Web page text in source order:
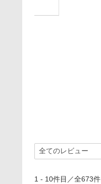
1 - 10件目／全673件